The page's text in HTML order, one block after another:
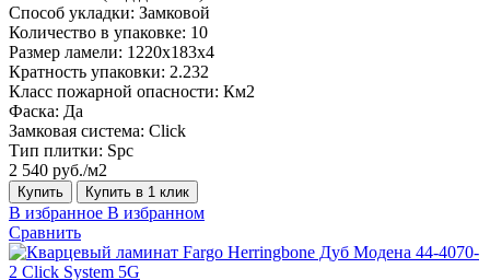
Способ укладки: Замковой
Количество в упаковке: 10
Размер ламели: 1220х183х4
Кратность упаковки: 2.232
Класс пожарной опасности: Км2
Фаска: Да
Замковая система: Click
Тип плитки: Spc
2 540 руб./м2
Купить Купить в 1 клик
В избранное В избранном
Сравнить